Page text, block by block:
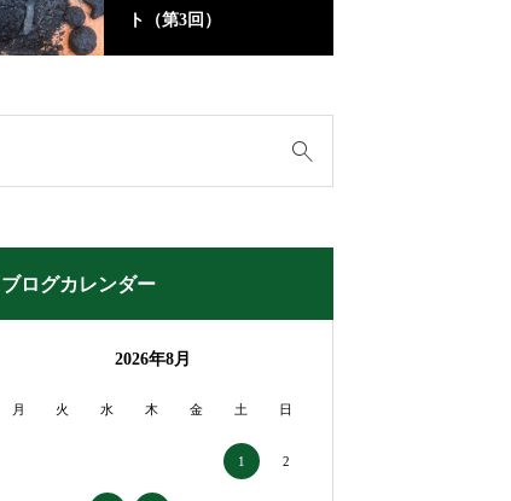
ト（第3回）
ブログカレンダー
2026年8月
月 火 水 木 金 土 日
1 2